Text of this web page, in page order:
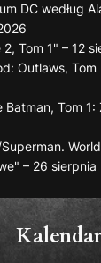
DC według
Tom 1" – 12
Outlaws, Tom
Batman, Tom
– 26 sierpnia